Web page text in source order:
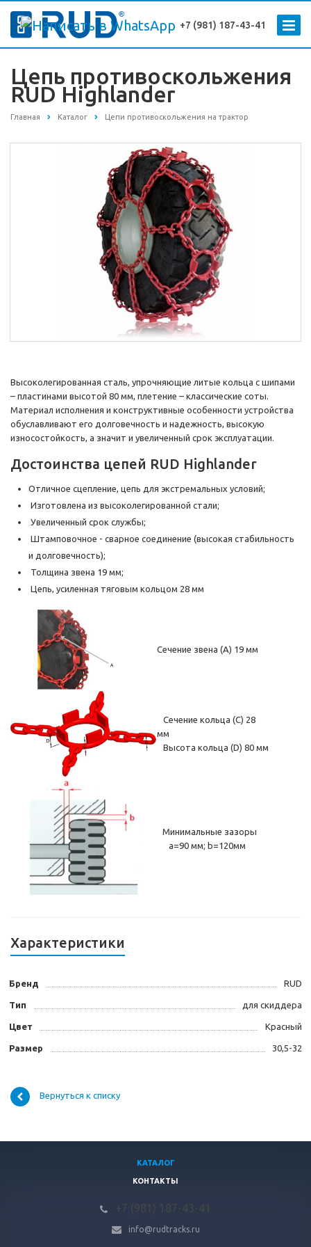
+7 (981) 187-43-41
Цепь противоскольжения
RUD Highlander
Главная Каталог Цепи противоскольжения на трактор
Высоколегированная сталь, упрочняющие литые кольца с шипами
– пластинами высотой 80 мм, плетение – классические соты.
Материал исполнения и конструктивные особенности устройства
обуславливают его долговечность и надежность, высокую
износостойкость, а значит и увеличенный срок эксплуатации.
Достоинства цепей RUD Highlander
Отличное сцепление, цепь для экстремальных условий;
Изготовлена из высоколегированной стали;
Увеличенный срок службы;
Штамповочное - сварное соединение (высокая стабильность
и долговечность);
Толщина звена 19 мм;
Цепь, усиленная тяговым кольцом 28 мм
Сечение звена (А) 19 мм
Сечение кольца (С) 28
мм
Высота кольца (D) 80 мм
Минимальные зазоры
a=90 мм; b=120мм
Характеристики
Бренд RUD
Тип для скиддера
Цвет Красный
Размер 30,5-32
Вернуться к списку
КАТАЛОГ
КОНТАКТЫ
+7 (981) 187-43-41
info@rudtracks.ru